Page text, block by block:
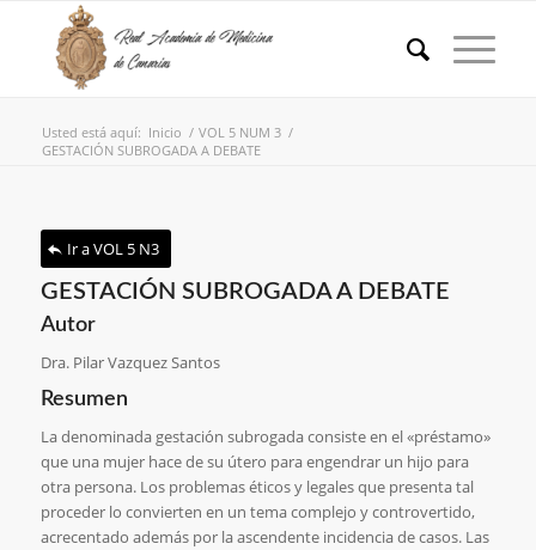
Usted está aquí: Inicio / VOL 5 NUM 3 /
GESTACIÓN SUBROGADA A DEBATE
Ir a VOL 5 N3
GESTACIÓN SUBROGADA A DEBATE
Autor
Dra. Pilar Vazquez Santos
Resumen
La denominada gestación subrogada consiste en el «préstamo»
que una mujer hace de su útero para engendrar un hijo para
otra persona. Los problemas éticos y legales que presenta tal
proceder lo convierten en un tema complejo y controvertido,
acrecentado además por la ascendente incidencia de casos. Las